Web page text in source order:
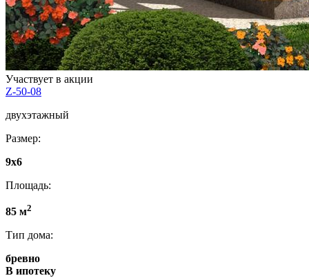
Участвует в акции
Z-50-08
двухэтажный
Размер:
9x6
Площадь:
85 м2
Тип дома:
бревно
В ипотеку